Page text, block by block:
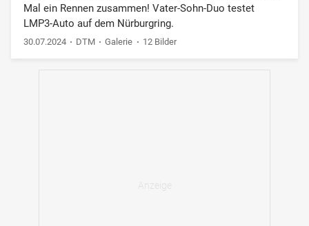
Mal ein Rennen zusammen! Vater-Sohn-Duo testet
LMP3-Auto auf dem Nürburgring.
30.07.2024 DTM Galerie 12 Bilder